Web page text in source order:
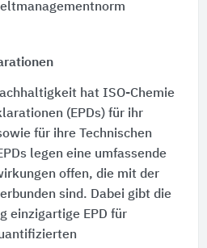
hat ISO-Chemie
(EPDs) für ihr
für ihre Technischen
legen eine umfassende
offen, die mit der
sind. Dabei gibt die
einzigartige EPD für